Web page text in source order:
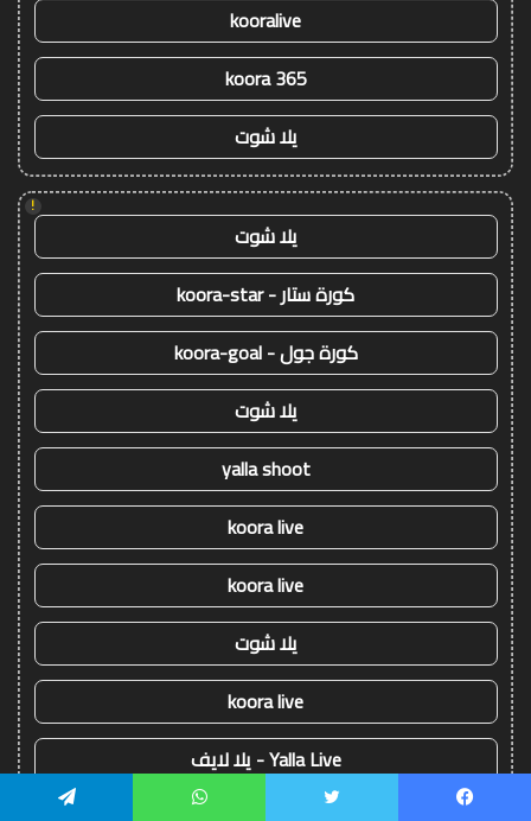
kooralive
koora 365
يلا شوت
!
يلا شوت
كورة ستار - koora-star
كورة جول - koora-goal
يلا شوت
yalla shoot
koora live
koora live
يلا شوت
koora live
Yalla Live - يلا لايف